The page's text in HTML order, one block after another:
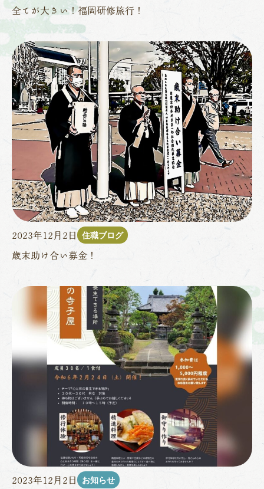
全てが大きい！福岡研修旅行！
2023年12月2日 住職ブログ
歳末助け合い募金！
2023年12月2日 お知らせ